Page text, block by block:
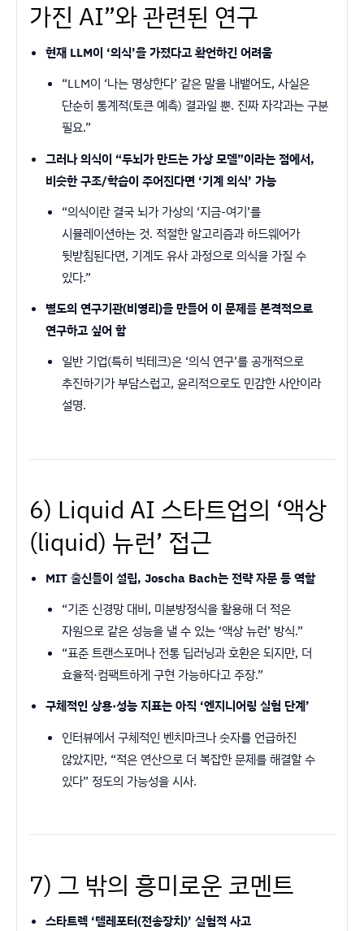
가진 AI”와 관련된 연구
현재 LLM이 ‘의식’을 가졌다고 확언하긴 어려움
“LLM이 ‘나는 명상한다’ 같은 말을 내뱉어도, 사실은
단순히 통계적(토큰 예측) 결과일 뿐. 진짜 자각과는 구분
필요.”
그러나 의식이 “두뇌가 만드는 가상 모델”이라는 점에서,
비슷한 구조/학습이 주어진다면 ‘기계 의식’ 가능
“의식이란 결국 뇌가 가상의 ‘지금-여기’를
시뮬레이션하는 것. 적절한 알고리즘과 하드웨어가
뒷받침된다면, 기계도 유사 과정으로 의식을 가질 수
있다.”
별도의 연구기관(비영리)을 만들어 이 문제를 본격적으로
연구하고 싶어 함
일반 기업(특히 빅테크)은 ‘의식 연구’를 공개적으로
추진하기가 부담스럽고, 윤리적으로도 민감한 사안이라
설명.
6) Liquid AI 스타트업의 ‘액상
(liquid) 뉴런’ 접근
MIT 출신들이 설립, Joscha Bach는 전략 자문 등 역할
“기존 신경망 대비, 미분방정식을 활용해 더 적은
자원으로 같은 성능을 낼 수 있는 ‘액상 뉴런’ 방식.”
“표준 트랜스포머나 전통 딥러닝과 호환은 되지만, 더
효율적·컴팩트하게 구현 가능하다고 주장.”
구체적인 상용·성능 지표는 아직 ‘엔지니어링 실험 단계’
인터뷰에서 구체적인 벤치마크나 숫자를 언급하진
않았지만, “적은 연산으로 더 복잡한 문제를 해결할 수
있다” 정도의 가능성을 시사.
7) 그 밖의 흥미로운 코멘트
스타트렉 ‘텔레포터(전송장치)’ 실험적 사고